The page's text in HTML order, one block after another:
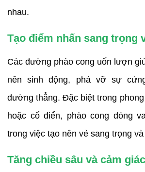
nhau.
Tạo điểm nhấn sang trọng
Các đường phào cong uốn lượn
nên sinh động, phá vỡ sự
đường thẳng. Đặc biệt trong
hoặc cổ điển, phào cong đóng
trong việc tạo nên vẻ sang trọng
Tăng chiều sâu và cảm